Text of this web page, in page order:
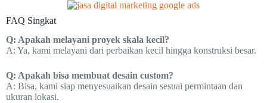
FAQ Singkat
Q: Apakah melayani proyek skala kecil?
A: Ya, kami melayani dari perbaikan kecil hingga konstruksi besar.
Q: Apakah bisa membuat desain custom?
A: Bisa, kami siap menyesuaikan desain sesuai permintaan dan
ukuran lokasi.